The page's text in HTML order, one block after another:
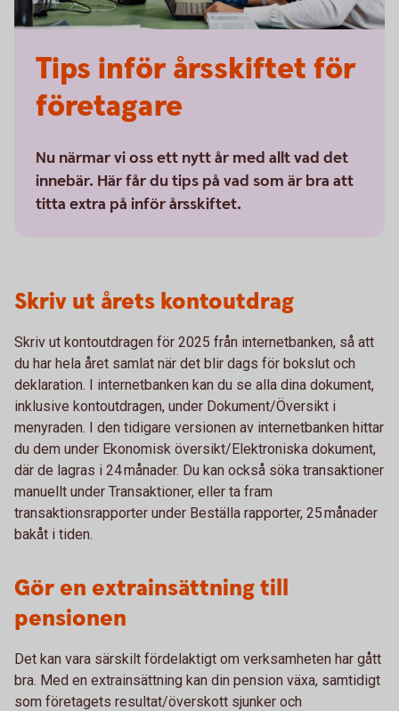
Tips inför årsskiftet för
företagare
Nu närmar vi oss ett nytt år med allt vad det
innebär. Här får du tips på vad som är bra att
titta extra på inför årsskiftet.
Skriv ut årets kontoutdrag
Skriv ut kontoutdragen för 2025 från internetbanken, så att
du har hela året samlat när det blir dags för bokslut och
deklaration. I internetbanken kan du se alla dina dokument,
inklusive kontoutdragen, under Dokument/Översikt i
menyraden. I den tidigare versionen av internetbanken hittar
du dem under Ekonomisk översikt/Elektroniska dokument,
där de lagras i 24 månader. Du kan också söka transaktioner
manuellt under Transaktioner, eller ta fram
transaktionsrapporter under Beställa rapporter, 25 månader
bakåt i tiden.
Gör en extrainsättning till
pensionen
Det kan vara särskilt fördelaktigt om verksamheten har gått
bra. Med en extrainsättning kan din pension växa, samtidigt
som företagets resultat/överskott sjunker och